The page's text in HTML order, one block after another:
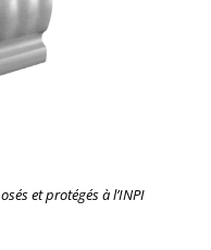
et protégés à l’INPI